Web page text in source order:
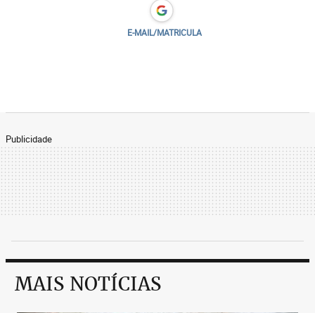
E-MAIL/MATRICULA
Publicidade
MAIS NOTÍCIAS